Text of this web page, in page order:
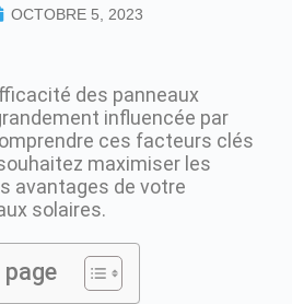
OCTOBRE 5, 2023
des panneaux
influencée par
ces facteurs clés
maximiser les
avantages de votre
solaires.